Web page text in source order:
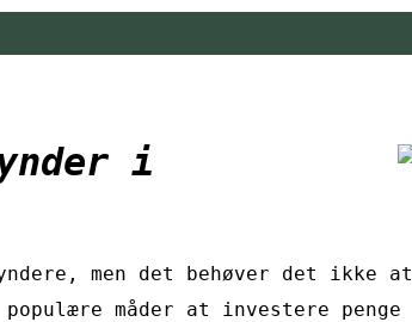
i
men det behøver det ikke at
måder at investere penge